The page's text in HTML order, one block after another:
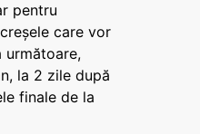
pentru
care vor
următoare,
la 2 zile după
finale de la